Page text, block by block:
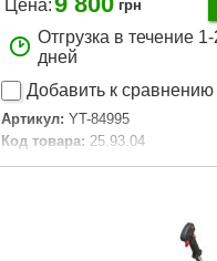
Цена:
грн
Отгрузка в течение
дней
Добавить к сравнению
Артикул: YT-84995
Код товара: 25.93.04